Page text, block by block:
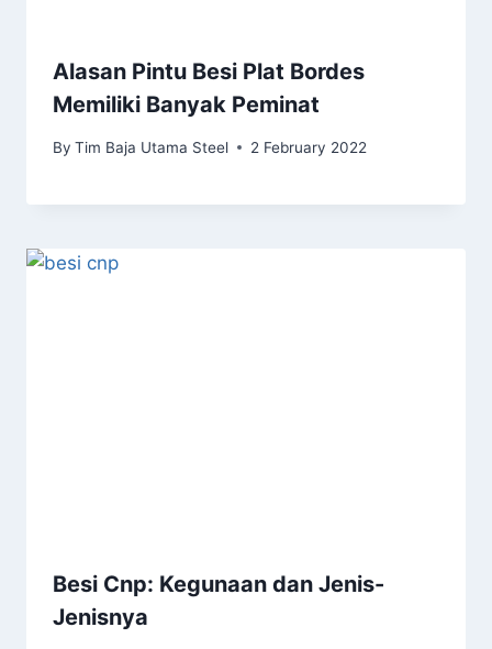
Alasan Pintu Besi Plat Bordes
Memiliki Banyak Peminat
By Tim Baja Utama Steel 2 February 2022
Besi Cnp: Kegunaan dan Jenis-
Jenisnya